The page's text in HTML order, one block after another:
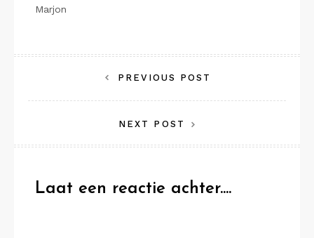
Marjon
navigatie
PREVIOUS POST
NEXT POST
Laat een reactie achter....